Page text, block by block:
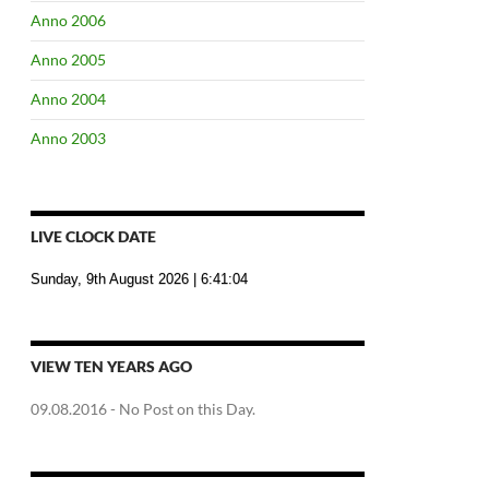
Anno 2006
Anno 2005
Anno 2004
Anno 2003
LIVE CLOCK DATE
Sunday, 9th August 2026 | 6:41:05
VIEW TEN YEARS AGO
09.08.2016- No Post on this Day.